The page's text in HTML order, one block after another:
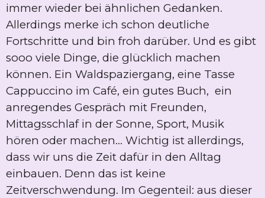
immer wieder bei ähnlichen Gedanken.
Allerdings merke ich schon deutliche
Fortschritte und bin froh darüber. Und es gibt
sooo viele Dinge, die glücklich machen
können. Ein Waldspaziergang, eine Tasse
Cappuccino im Café, ein gutes Buch, ein
anregendes Gespräch mit Freunden,
Mittagsschlaf in der Sonne, Sport, Musik
hören oder machen... Wichtig ist allerdings,
dass wir uns die Zeit dafür in den Alltag
einbauen. Denn das ist keine
Zeitverschwendung. Im Gegenteil: aus dieser